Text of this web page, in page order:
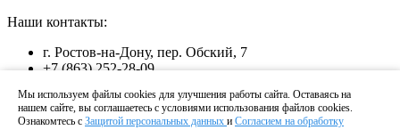
Наши контакты:
г. Ростов-на-Дону, пер. Обский, 7
+7 (863) 252-28-09
Copyright @ 2026
Мы используем файлы cookies для улучшения работы сайта. Оставаясь на
нашем сайте, вы соглашаетесь с условиями использования файлов cookies.
Ознакомтесь с Защитой персональных данных и Согласием на обработку